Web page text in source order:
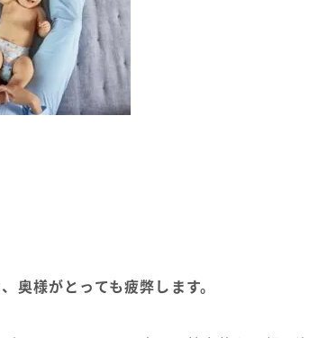
奥様がとっても疲弊します。